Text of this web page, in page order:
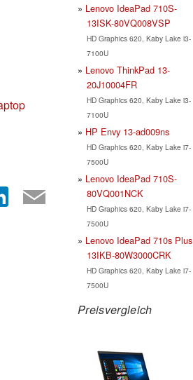
Lenovo IdeaPad 710S-
13ISK-80VQ008VSP
HD Graphics 620, Kaby Lake i3-
7100U
Lenovo ThinkPad 13-
20J10004FR
HD Graphics 620, Kaby Lake i3-
7100U
HP Envy 13-ad009ns
HD Graphics 620, Kaby Lake i7-
7500U
Lenovo IdeaPad 710S-
80VQ001NCK
HD Graphics 620, Kaby Lake i7-
7500U
Lenovo IdeaPad 710s Plus
13IKB-80W3000CRK
HD Graphics 620, Kaby Lake i7-
7500U
Preisvergleich